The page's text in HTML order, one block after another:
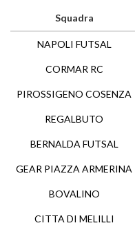
Squadra
NAPOLI FUTSAL
CORMAR RC
PIROSSIGENO COSENZA
REGALBUTO
BERNALDA FUTSAL
GEAR PIAZZA ARMERINA
BOVALINO
CITTA DI MELILLI